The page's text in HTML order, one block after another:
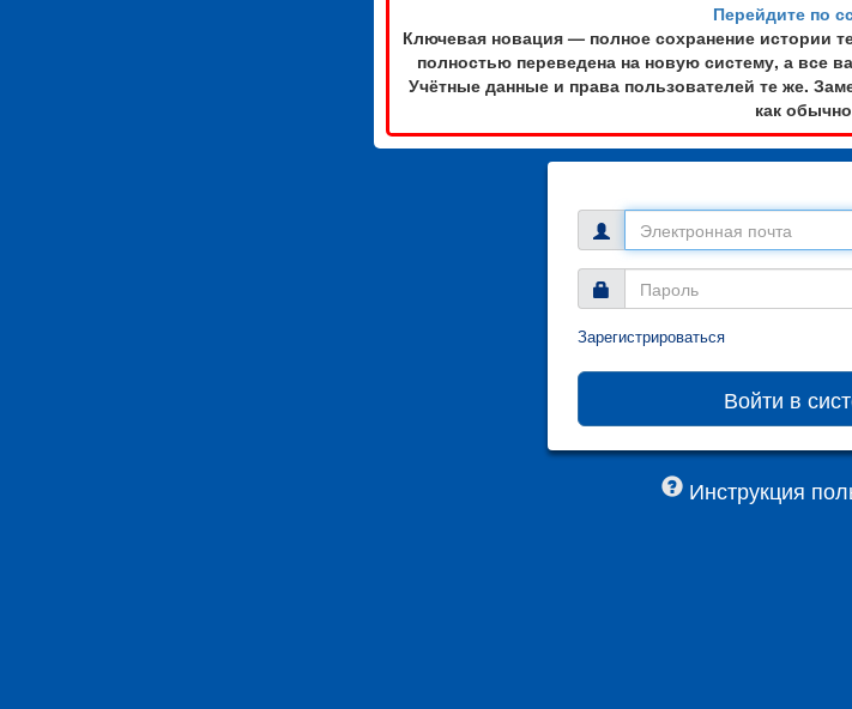
Перейдите по
Ключевая новация — полное сохранение истории
полностью переведена на новую систему, а все
Учётные данные и права пользователей те же.
как
Зарегистрироваться
Инструкция